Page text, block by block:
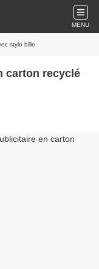
MENU
stylo bille
carton recyclé